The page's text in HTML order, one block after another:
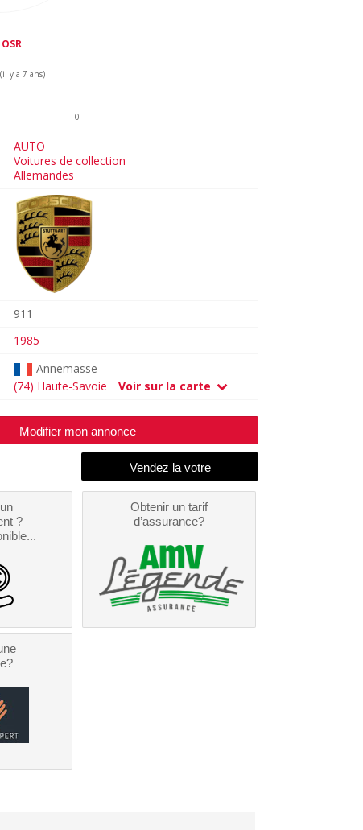
OSR
y a 7 ans)
0
AUTO
Voitures de collection
Allemandes
911
1985
Annemasse
(74) Haute-Savoie
Voir sur la carte
Modifier mon annonce
?
Obtenir un tarif
d’assurance?